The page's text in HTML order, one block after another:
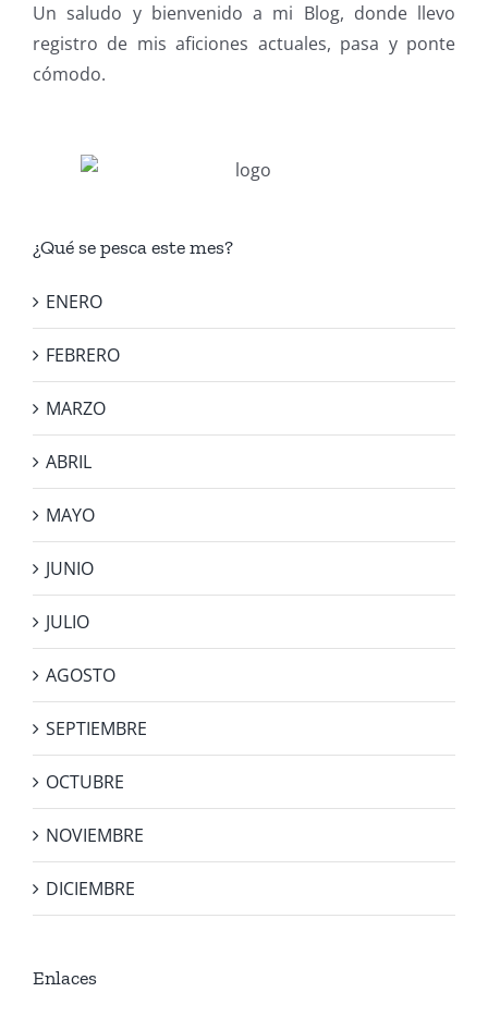
Un saludo y bienvenido a mi Blog, donde llevo
registro de mis aficiones actuales, pasa y ponte
cómodo.
¿Qué se pesca este mes?
ENERO
FEBRERO
MARZO
ABRIL
MAYO
JUNIO
JULIO
AGOSTO
SEPTIEMBRE
OCTUBRE
NOVIEMBRE
DICIEMBRE
Enlaces